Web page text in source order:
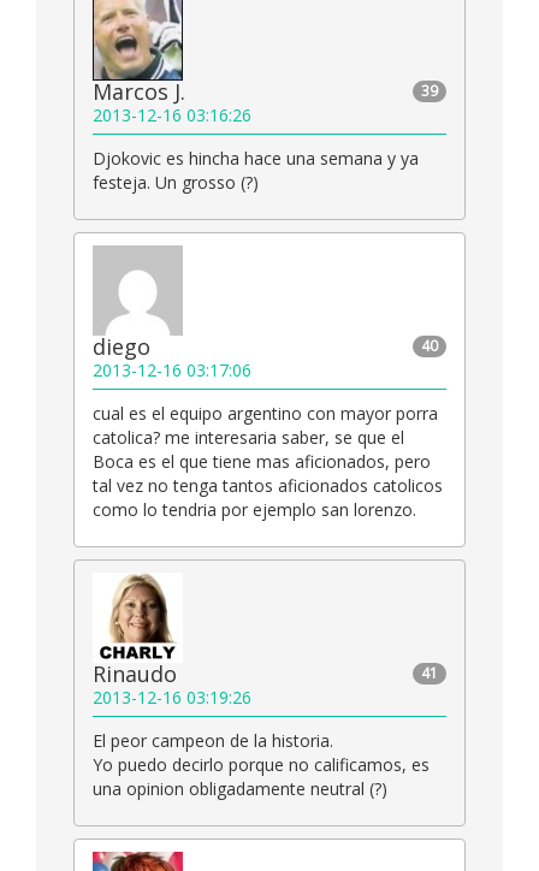
39
Marcos J.
2013-12-16 03:16:26
Djokovic es hincha hace una semana y ya
festeja. Un grosso (?)
40
diego
2013-12-16 03:17:06
cual es el equipo argentino con mayor porra
catolica? me interesaria saber, se que el
Boca es el que tiene mas aficionados, pero
tal vez no tenga tantos aficionados catolicos
como lo tendria por ejemplo san lorenzo.
41
Rinaudo
2013-12-16 03:19:26
El peor campeon de la historia.
Yo puedo decirlo porque no calificamos, es
una opinion obligadamente neutral (?)